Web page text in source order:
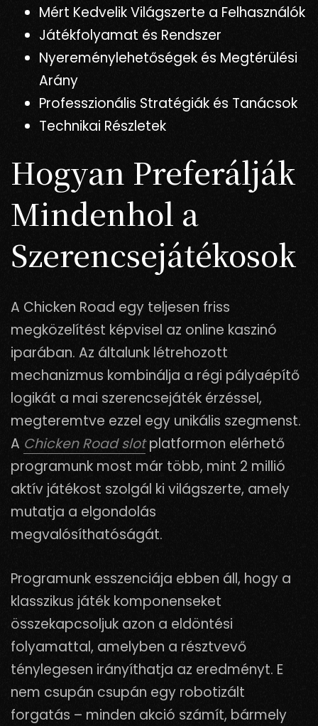
Mért Kedvelik Világszerte a Felhasználók
Játékfolyamat és Rendszer
Nyereménylehetőségek és Megtérülési
Arány
Professzionális Stratégiák és Tanácsok
Technikai Részletek
Hogyan Preferálják
Mindenhol a
Szerencsejátékosok
A Chicken Road egy teljesen friss
megközelítést képvisel az online kaszinó
iparában. Az általunk létrehozott
mechanizmus kombinálja a régi pályaépítő
logikát a mai szerencsejáték érzéssel,
megteremtve ezzel egy unikális szegmenst.
A Chicken Road slotplatformon elérhető
programunk most már több, mint 2 millió
aktív játékost szolgál ki világszerte, amely
mutatja a elgondolás
megvalósíthatóságát.
Programunk esszenciája ebben áll, hogy a
klasszikus játék komponenseket
összekapcsoljuk azon a eldöntési
folyamattal, amelyben a résztvevő
ténylegesen irányíthatja az eredményt. E
nem csupán csupán egy robotizált
forgatás – minden akció számít, bármely